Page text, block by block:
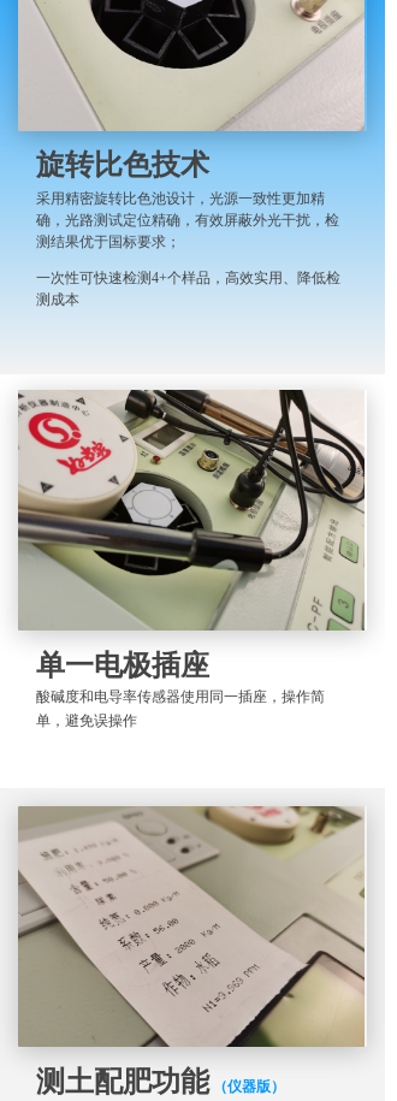
采用精密旋转比色池设计，光源一致性更加精
确，光路测试定位精确，有效屏蔽外光干扰，检
测结果优于国标要求；
一次性可快速检测4+个样品，高效实用、降低检
测成本
旋转比色技术
单一电极插座
酸碱度和电导率传感器使用同一插座，操作简
单，避免误操作
测土配肥功能 （仪器版）